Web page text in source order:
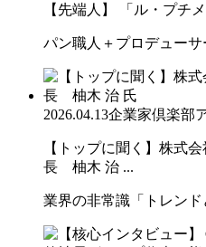
【先端人】 「ル・プ
パン職人＋プロデューサ
2026.04.13企業家倶楽部
【トップに聞く】株式
長 柚木 治 ...
業界の非常識「トレン